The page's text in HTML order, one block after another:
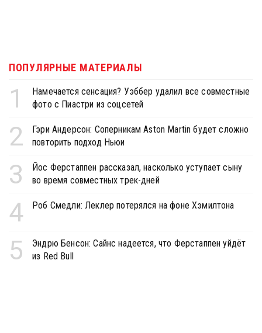
ПОПУЛЯРНЫЕ МАТЕРИАЛЫ
1
Намечается сенсация? Уэббер удалил все совместные
фото с Пиастри из соцсетей
2
Гэри Андерсон: Соперникам Aston Martin будет сложно
повторить подход Ньюи
3
Йос Ферстаппен рассказал, насколько уступает сыну
во время совместных трек-дней
4 Роб Смедли: Леклер потерялся на фоне Хэмилтона
5
Эндрю Бенсон: Сайнс надеется, что Ферстаппен уйдёт
из Red Bull